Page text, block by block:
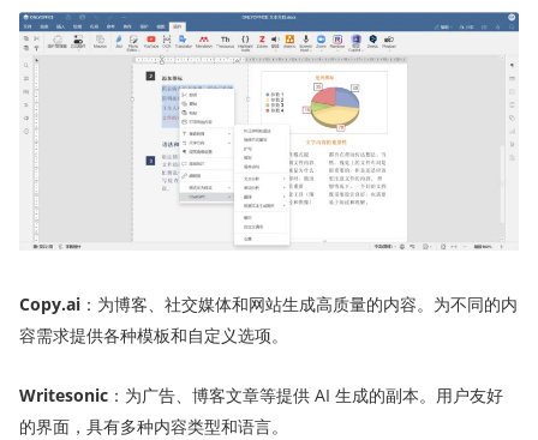
Copy.ai ：为博客、社交媒体和网站生成高质量的内容。为不同的内
容需求提供各种模板和自定义选项。
Writesonic ：为广告、博客文章等提供 AI 生成的副本。用户友好
的界面，具有多种内容类型和语言。